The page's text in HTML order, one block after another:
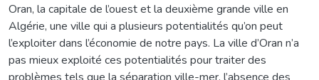
Oran, la capitale de l’ouest et la deuxième grande ville en
Algérie, une ville qui a plusieurs potentialités qu’on peut
l’exploiter dans l’économie de notre pays. La ville d’Oran n’a
pas mieux exploité ces potentialités pour traiter des